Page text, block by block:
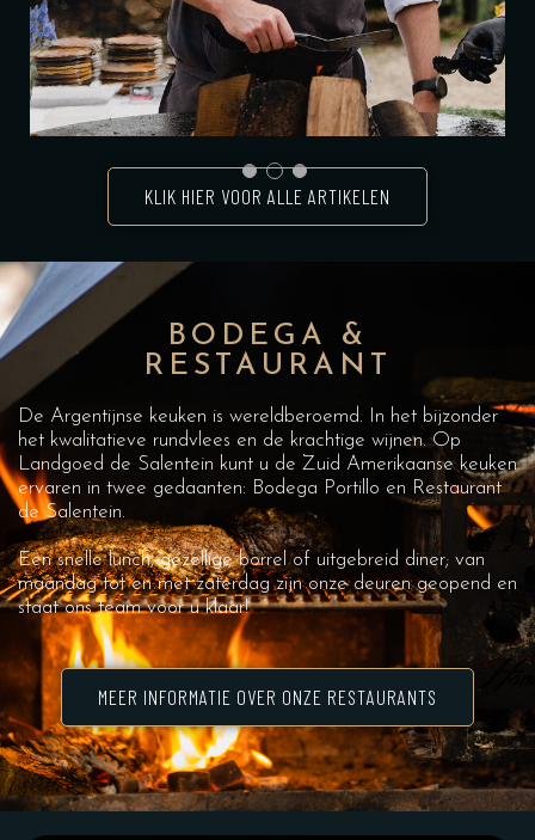
us
KLIK HIER VOOR ALLE ARTIKELEN
BODEGA &
RESTAURANT
De Argentijnse keuken is wereldberoemd. In het bijzonder
het kwalitatieve rundvlees en de krachtige wijnen. Op
Landgoed de Salentein kunt u de Zuid Amerikaanse keuken
ervaren in twee gedaanten: Bodega Portillo en Restaurant
de Salentein.
Een snelle lunch, gezellige borrel of uitgebreid diner; van
maandag tot en met zaterdag zijn onze deuren geopend en
staat ons team voor u klaar!
MEER INFORMATIE OVER ONZE RESTAURANTS